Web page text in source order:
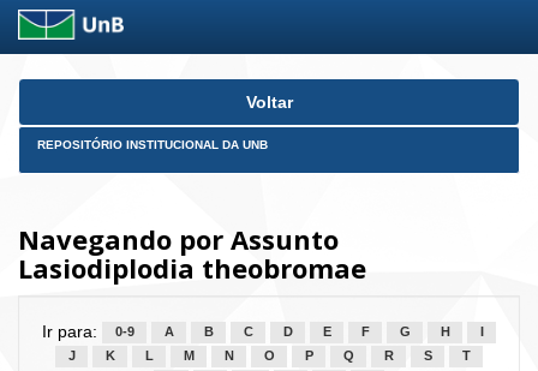
Skip
Voltar
REPOSITÓRIO INSTITUCIONAL DA UNB
Navegando por Assunto
Lasiodiplodia theobromae
Ir para: 0-9 A B C D E F G H
J
K L M N O P Q R S
T